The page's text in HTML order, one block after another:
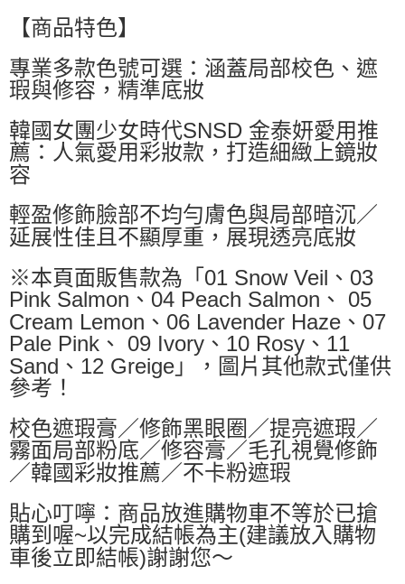
萊爾富取貨付款
每筆NT$60，滿NT$599(含以上)免運費
付款後萊爾富取貨
每筆NT$60，滿NT$599(含以上)免運費
7-11付款取貨
每筆NT$60，滿NT$599(含以上)免運費
付款後7-11取貨
每筆NT$60，滿NT$599(含以上)免運費
宅配
每筆NT$80，滿NT$799(含以上)免運費
國家/地區配送0330 查看運費
【商品特色】
專業多款色號可選：涵蓋局部校色、遮
瑕與修容，精準底妝
韓國女團少女時代SNSD 金泰妍愛用推
薦：人氣愛用彩妝款，打造細緻上鏡妝
容
輕盈修飾臉部不均勻膚色與局部暗沉／
延展性佳且不顯厚重，展現透亮底妝
※本頁面販售款為「01 Snow Veil、03
Pink Salmon、04 Peach Salmon、 05
Cream Lemon、06 Lavender Haze、07
Pale Pink、 09 Ivory、10 Rosy、11
Sand、12 Greige」，圖片其他款式僅供
參考！
校色遮瑕膏／修飾黑眼圈／提亮遮瑕／
霧面局部粉底／修容膏／毛孔視覺修飾
／韓國彩妝推薦／不卡粉遮瑕
貼心叮嚀：商品放進購物車不等於已搶
購到喔~以完成結帳為主(建議放入購物
車後立即結帳)謝謝您～